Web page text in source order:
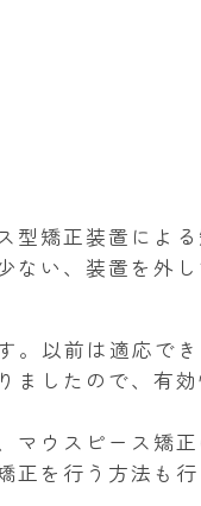
矯正装置による
ない、装置を外
。以前は適応で
ましたので、有
マウスピース矯
を行う方法も行